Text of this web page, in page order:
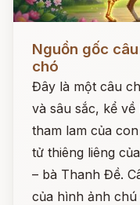
Đọc ngay
Nguồn gốc
chó
Đây là một câu
và sâu sắc, kể
tham lam của
tử thiêng liêng
– bà Thanh Đề.
của hình ảnh